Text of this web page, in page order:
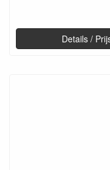
Details /